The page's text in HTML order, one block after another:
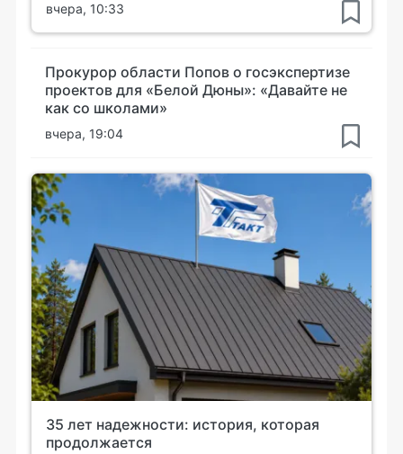
вчера, 10:33
Прокурор области Попов о госэкспертизе
проектов для «Белой Дюны»: «Давайте не
как со школами»
вчера, 19:04
35 лет надежности: история, которая
продолжается